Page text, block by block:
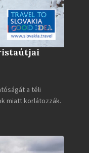
a téli
miatt korlátozzák.